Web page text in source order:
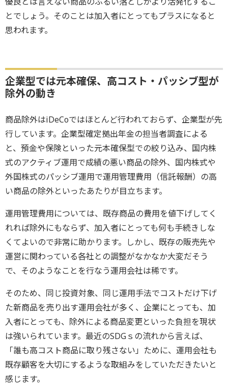
とでしょう。そのことは加入者にとってもプラスになると
思われます。
企業型では元本確保、高コスト・パッシブ型が
除外の動き
商品除外はiDeCoではほとんど行われておらず、企業型が先
行しています。企業型確定拠出年金の担当者調査による
と、預金や保険といった元本確保型での絞り込み、国内株
式のアクティブ運用で成績の悪い商品の除外、国内株式や
外国株式のパッシブ運用で運用管理費用（信託報酬）の高
い商品の除外といったあたりが目立ちます。
運用管理費用については、既存商品の費用を値下げしてく
れれば除外にもならず、加入者にとっても何も手続きしな
くてよいので非常に助かります。しかし、既存の販売先や
運営に関わっている各社との調整がなかなか大変だそう
で、そのようなことを行なう運用会社は稀です。
そのため、同じ投資対象、同じ運用手法でコストだけ下げ
た新商品を売り出す運用会社が多く、企業にとっても、加
入者にとっても、除外による商品変更といった負担を現状
は強いられています。最近のSDGｓの流れから言えば、
「誰も高コスト商品に取り残さない」ために、運用会社も
既存顧客を大切にするような取組みをしていただきたいと
感じます。